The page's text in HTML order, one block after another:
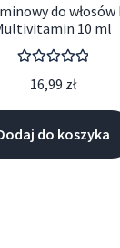
do
10 ml
5.00
na 5
16,99 zł
do koszyka